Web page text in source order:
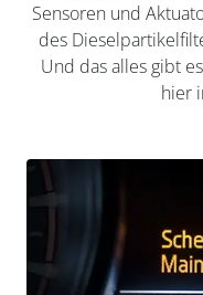
Sensoren und
des
Und das alles gibt
hier